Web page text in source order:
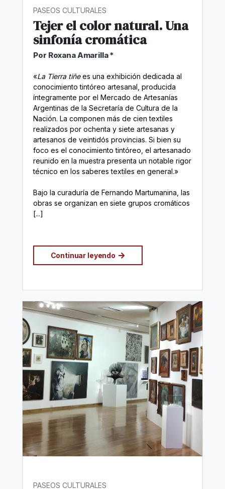
PASEOS CULTURALES
Tejer el color natural. Una
sinfonía cromática
Por Roxana Amarilla *
«La Tierra tiñees una exhibición dedicada al
conocimiento tintóreo artesanal, producida
íntegramente por el Mercado de Artesanías
Argentinas de la Secretaría de Cultura de la
Nación. La componen más de cien textiles
realizados por ochenta y siete artesanas y
artesanos de veintidós provincias. Si bien su
foco es el conocimiento tintóreo, el artesanado
reunido en la muestra presenta un notable rigor
técnico en los saberes textiles en general.»
Bajo la curaduría de Fernando Martumanina, las
obras se organizan en siete grupos cromáticos
[...]
Continuar leyendo
PASEOS CULTURALES